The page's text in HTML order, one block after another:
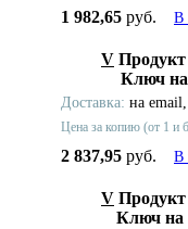
1 982,65 руб. В
V Продукт
Ключ на
Доставка: на email,
Цена за копию (от 1 и
2 837,95 руб. В
V Продукт
Ключ на